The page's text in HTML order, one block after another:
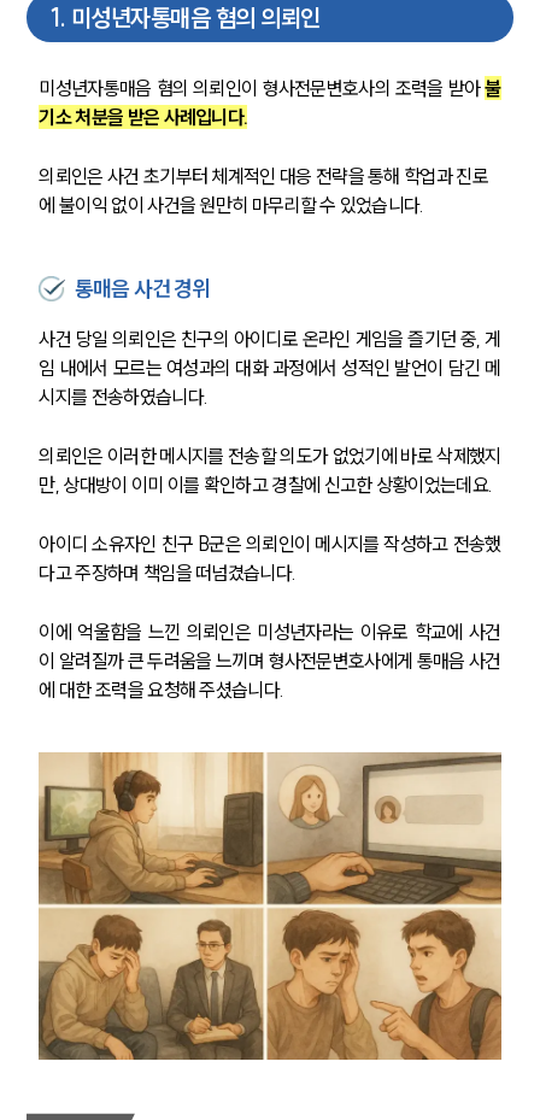
1. 미성년자통매음 혐의 의뢰인
미성년자통매음 혐의 의뢰인이 형사전문변호사의 조력을 받아 불
기소 처분을 받은 사례입니다.
의뢰인은 사건 초기부터 체계적인 대응 전략을 통해 학업과 진로
에 불이익 없이 사건을 원만히 마무리할 수 있었습니다.
통매음 사건 경위
사건 당일 의뢰인은 친구의 아이디로 온라인 게임을 즐기던 중, 게
임 내에서 모르는 여성과의 대화 과정에서 성적인 발언이 담긴 메
시지를 전송하였습니다.
의뢰인은 이러한 메시지를 전송할 의도가 없었기에 바로 삭제했지
만, 상대방이 이미 이를 확인하고 경찰에 신고한 상황이었는데요.
아이디 소유자인 친구 B군은 의뢰인이 메시지를 작성하고 전송했
다고 주장하며 책임을 떠넘겼습니다.
이에 억울함을 느낀 의뢰인은 미성년자라는 이유로 학교에 사건
이 알려질까 큰 두려움을 느끼며 형사전문변호사에게 통매음 사건
에 대한 조력을 요청해 주셨습니다.